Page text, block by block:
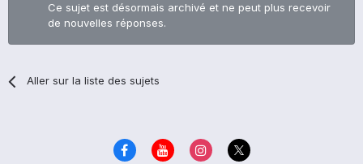
Ce sujet est désormais archivé et ne peut plus recevoir
de nouvelles réponses.
Aller sur la liste des sujets